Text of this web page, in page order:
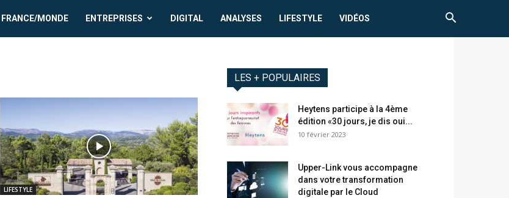
FRANCE/MONDE ENTREPRISES DIGITAL ANALYSES LIFESTYLE VIDÉOS
LIFESTYLE
LES + POPULAIRES
Heytens participe à la 4ème
édition «30 jours, je dis oui...
10 février 2023
Upper-Link vous accompagne
dans votre transformation
digitale par le Cloud